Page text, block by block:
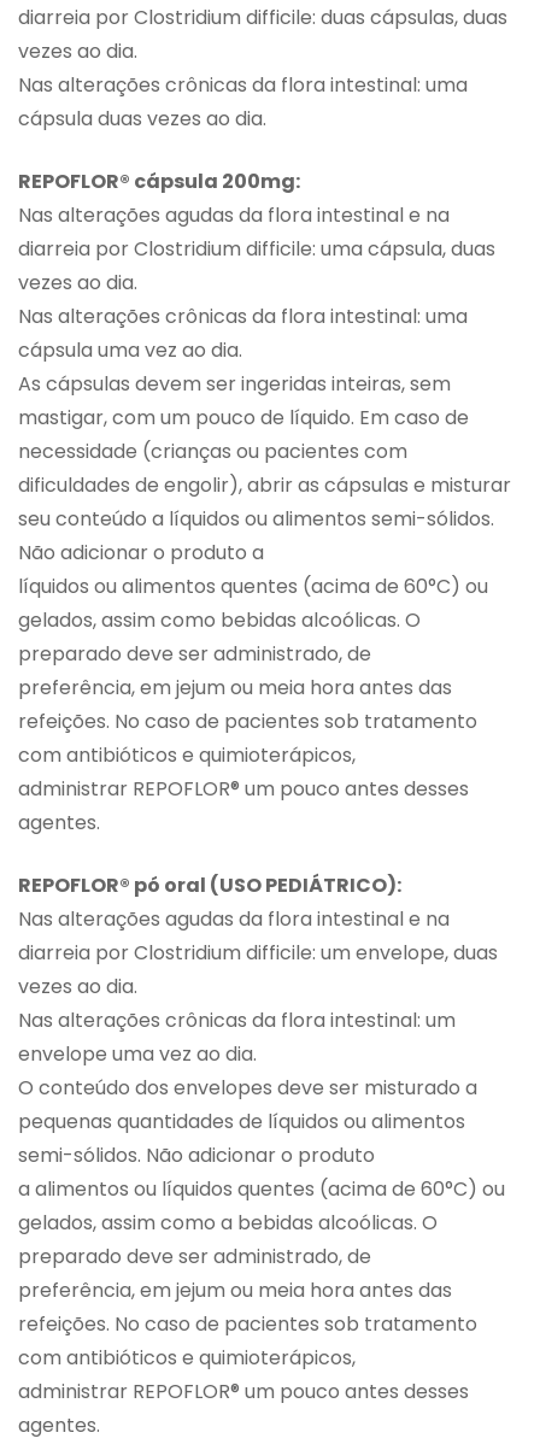
diarreia por Clostridium difficile: duas cápsulas, duas
vezes ao dia.
Nas alterações crônicas da flora intestinal: uma
cápsula duas vezes ao dia.
REPOFLOR® cápsula 200mg:
Nas alterações agudas da flora intestinal e na
diarreia por Clostridium difficile: uma cápsula, duas
vezes ao dia.
Nas alterações crônicas da flora intestinal: uma
cápsula uma vez ao dia.
As cápsulas devem ser ingeridas inteiras, sem
mastigar, com um pouco de líquido. Em caso de
necessidade (crianças ou pacientes com
dificuldades de engolir), abrir as cápsulas e misturar
seu conteúdo a líquidos ou alimentos semi-sólidos.
Não adicionar o produto a
líquidos ou alimentos quentes (acima de 60°C) ou
gelados, assim como bebidas alcoólicas. O
preparado deve ser administrado, de
preferência, em jejum ou meia hora antes das
refeições. No caso de pacientes sob tratamento
com antibióticos e quimioterápicos,
administrar REPOFLOR® um pouco antes desses
agentes.
REPOFLOR® pó oral (USO PEDIÁTRICO):
Nas alterações agudas da flora intestinal e na
diarreia por Clostridium difficile: um envelope, duas
vezes ao dia.
Nas alterações crônicas da flora intestinal: um
envelope uma vez ao dia.
O conteúdo dos envelopes deve ser misturado a
pequenas quantidades de líquidos ou alimentos
semi-sólidos. Não adicionar o produto
a alimentos ou líquidos quentes (acima de 60°C) ou
gelados, assim como a bebidas alcoólicas. O
preparado deve ser administrado, de
preferência, em jejum ou meia hora antes das
refeições. No caso de pacientes sob tratamento
com antibióticos e quimioterápicos,
administrar REPOFLOR® um pouco antes desses
agentes.